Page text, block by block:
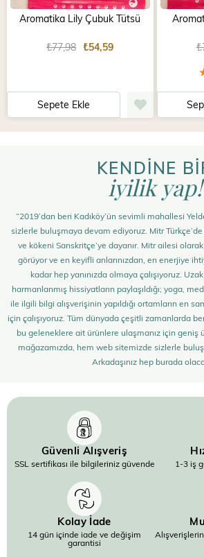
Aromatika Lily Çubuk Tütsü
₺54,59
₺77,98
Sepete Ekle
KENDİNE
iyilik yap!
“2019’dan beri Kadıköy’ün sevimli mahallesi
sizlerle buluşmaya devam ediyoruz. Mitr
ve kökeni Sanskritçe’ye dayanır. Mitr ailesi
görüyor ve en keyifli anlarınızdan, en enerjiye
kadar hep yanınızda olmaya çalışıyoruz.
harmanlanmış hissiyatların paylaşıldığı; yoga,
ile ilgili bilgi alışverişinin yapıldığı ortamların en
için çalışıyoruz. Tüm dünyada çeşitli zamanlarda
bu geleneklere ait ürünlere ulaşmanız için geniş
mağazamızda, hem web sitemizde sizlerle
Arkadaşınız hep burada
Güvenli Alışveriş
SSL sertifikası ile bilgileriniz güvende 1-3 iş
Kolay İade
14 gün içinde iade ve değişim
garantisi